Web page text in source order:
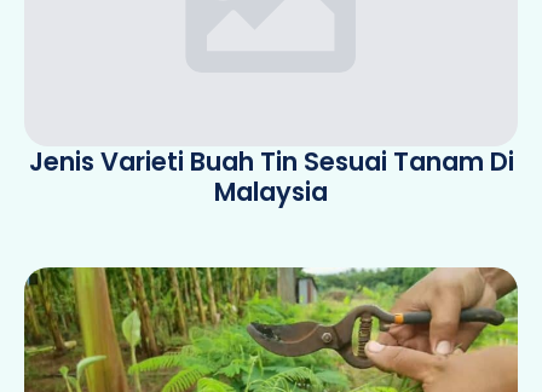
Jenis Varieti Buah Tin Sesuai Tanam Di
Malaysia